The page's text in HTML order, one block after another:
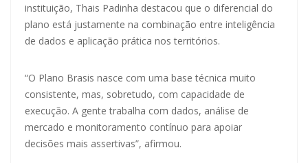
instituição, Thais Padinha destacou que o diferencial do
plano está justamente na combinação entre inteligência
de dados e aplicação prática nos territórios.
“O Plano Brasis nasce com uma base técnica muito
consistente, mas, sobretudo, com capacidade de
execução. A gente trabalha com dados, análise de
mercado e monitoramento contínuo para apoiar
decisões mais assertivas”, afirmou.